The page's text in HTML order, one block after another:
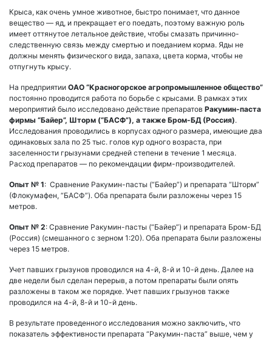
Крыса, как очень умное животное, быстро понимает, что данное
вещество — яд, и прекращает его поедать, поэтому важную роль
имеет оттянутое летальное действие, чтобы смазать причинно-
следственную связь между смертью и поеданием корма. Яды не
должны менять физического вида, запаха, цвета корма, чтобы не
отпугнуть крысу.
На предприятии ОАО “Красногорское агропромышленное общество”
постоянно проводится работа по борьбе с крысами. В рамках этих
мероприятий было исследовано действие препаратов Ракумин-паста
фирмы “Байер”, Шторм (“БАСФ”), а также Бром-БД (Россия).
Исследования проводились в корпусах одного размера, имеющие два
одинаковых зала по 25 тыс. голов кур одного возраста, при
заселенности грызунами средней степени в течение 1 месяца.
Расход препаратов — по рекомендации фирм-производителей.
Опыт № 1: Сравнение Ракумин-пасты (“Байер”) и препарата “Шторм”
(Флокумафен, “БАСФ”). Оба препарата были разложены через 15
метров.
Опыт № 2: Сравнение Ракумин-пасты (“Байер”) и препарата Бром-БД
(Россия) (смешанного с зерном 1:20). Оба препарата были разложены
через 15 метров.
Учет павших грызунов проводился на 4-й, 8-й и 10-й день. Далее на
две недели был сделан перерыв, а потом препараты были опять
разложены в таком же порядке. Учет павших грызунов также
проводился на 4-й, 8-й и 10-й день.
В результате проведенного исследования можно заключить, что
показатель эффективности препарата “Ракумин-паста” выше, чем у